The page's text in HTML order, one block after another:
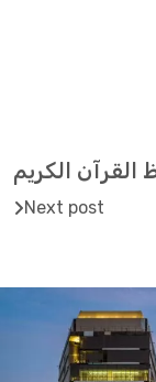
القرآن الكريم
Next post